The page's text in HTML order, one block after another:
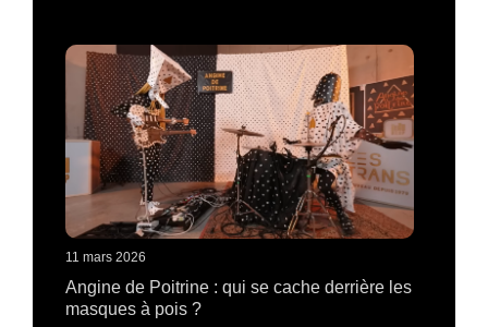
11 mars 2026
Angine de Poitrine : qui se cache derrière les
masques à pois ?